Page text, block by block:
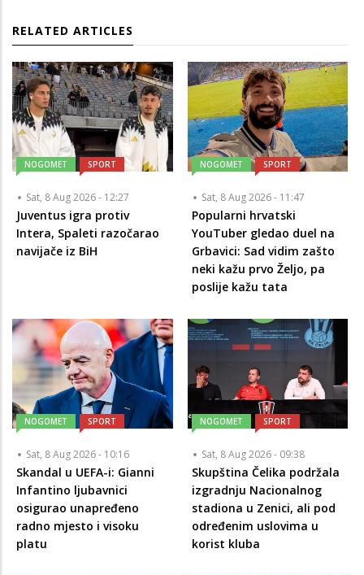
RELATED ARTICLES
NOGOMET SPORT
Sat, 8 Aug 2026 - 12:27
Juventus igra protiv
Intera, Spaleti razočarao
navijače iz BiH
NOGOMET SPORT
Sat, 8 Aug 2026 - 11:47
Popularni hrvatski
YouTuber gledao duel na
Grbavici: Sad vidim zašto
neki kažu prvo Željo, pa
poslije kažu tata
NOGOMET SPORT
Sat, 8 Aug 2026 - 10:16
Skandal u UEFA-i: Gianni
Infantino ljubavnici
osigurao unapređeno
radno mjesto i visoku
platu
NOGOMET SPORT
Sat, 8 Aug 2026 - 09:38
Skupština Čelika podržala
izgradnju Nacionalnog
stadiona u Zenici, ali pod
određenim uslovima u
korist kluba